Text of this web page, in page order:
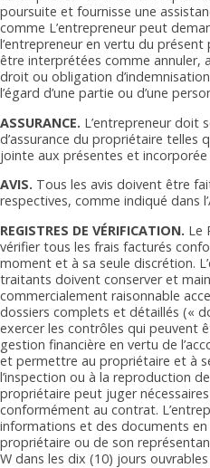
poursuite et fournisse une
comme L’entrepreneur peut
l’entrepreneur en vertu du
être interprétées comme annuler,
droit ou obligation
l’égard d’une partie ou d’une
ASSURANCE. L’entrepreneur doit
d’assurance du propriétaire telles
jointe aux présentes et
AVIS. Tous les avis doivent être
respectives, comme indiqué dans
REGISTRES DE VÉRIFICATION. Le
vérifier tous les frais facturés
moment et à sa seule discrétion.
traitants doivent conserver et
commercialement raisonnable
dossiers complets et détaillés («
exercer les contrôles qui peuvent
gestion financière en vertu de
et permettre au propriétaire et à
l’inspection ou à la reproduction
propriétaire peut juger
conformément au contrat.
informations et des documents
propriétaire ou de son
W dans les dix (10) jours